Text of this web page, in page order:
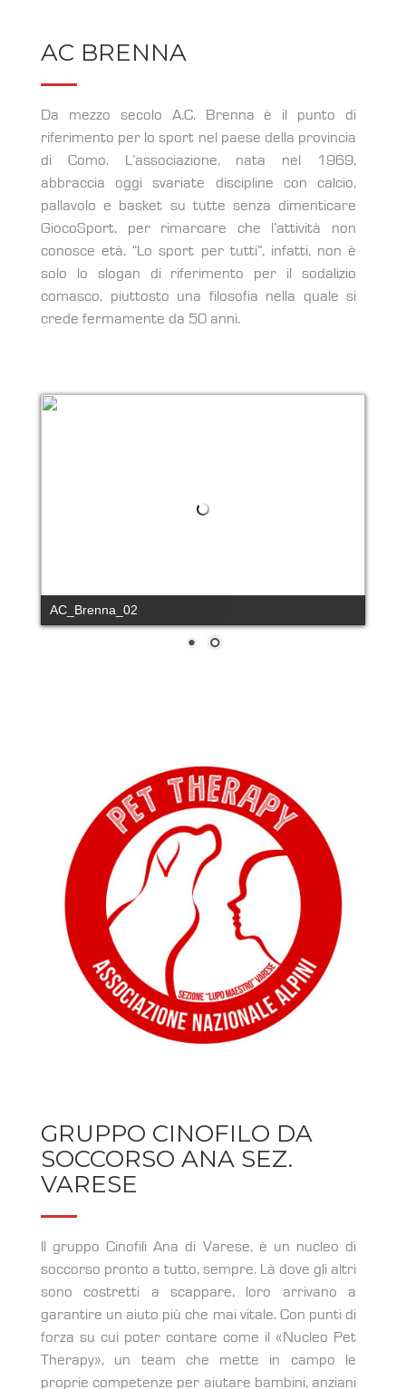
AC BRENNA
Da mezzo secolo A.C. Brenna è il punto di
riferimento per lo sport nel paese della provincia
di Como. L’associazione, nata nel 1969,
abbraccia oggi svariate discipline con calcio,
pallavolo e basket su tutte senza dimenticare
GiocoSport, per rimarcare che l’attività non
conosce età. “Lo sport per tutti”, infatti, non è
solo lo slogan di riferimento per il sodalizio
comasco, piuttosto una filosofia nella quale si
crede fermamente da 50 anni.
AC_Brenna_02
GRUPPO CINOFILO DA
SOCCORSO ANA SEZ.
VARESE
Il gruppo Cinofili Ana di Varese, è un nucleo di
soccorso pronto a tutto, sempre. Là dove gli altri
sono costretti a scappare, loro arrivano a
garantire un aiuto più che mai vitale. Con punti di
forza su cui poter contare come il «Nucleo Pet
Therapy», un team che mette in campo le
proprie competenze per aiutare bambini, anziani